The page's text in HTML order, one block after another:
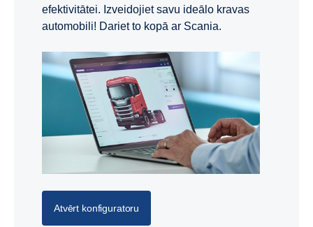
efektivitātei. Izveidojiet savu ideālo kravas
automobili! Dariet to kopā ar Scania.
Atvērt konfiguratoru